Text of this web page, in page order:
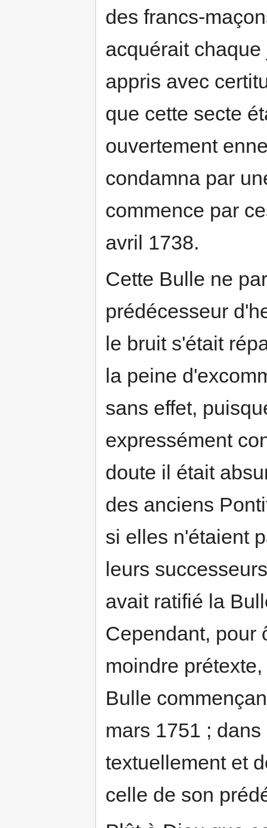
des francs-
acquérait
appris avec
que cette secte
ouvertement
condamna par
commence par
avril 1738.
Cette Bulle ne
prédécesseur
le bruit s'était
la peine
sans effet,
expressément
doute il était
des anciens
si elles n'étaient
leurs
avait ratifié la
Cependant, pour
moindre
Bulle
mars 1751 ;
textuellement et
celle de son